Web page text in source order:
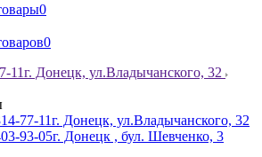
0
0
11г. Донецк, ул.Владычанского, 32
77-11г. Донецк, ул.Владычанского, 32
93-05г. Донецк , бул. Шевченко, 3